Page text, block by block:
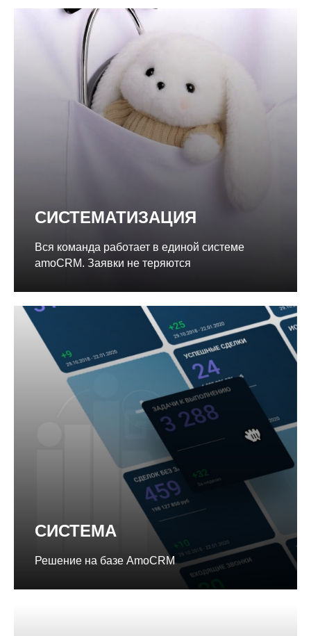
СИСТЕМАТИЗАЦИЯ
Вся команда работает в единой cистеме
amoCRM. Заявки не теряются
СИСТЕМА
Решение на базе AmoCRM